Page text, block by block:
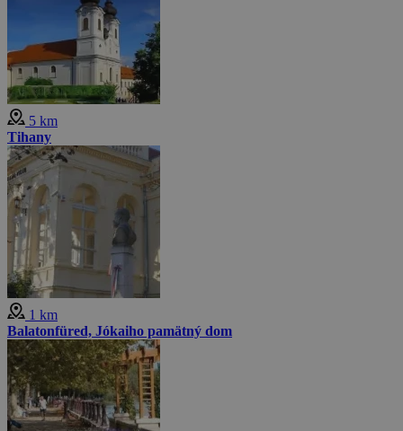
5 km
Tihany
1 km
Balatonfüred, Jókaiho pamätný dom